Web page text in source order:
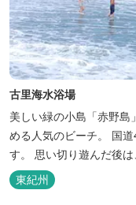
古里海水浴場
美しい緑の小島「赤野島
める人気のビーチ。 国
す。 思い切り遊んだ後
オススメ！ 海水浴場について 【トイレ】 １ヶ所 無料 【シャワ
ー】 １ヶ所 無料 (温
東紀州